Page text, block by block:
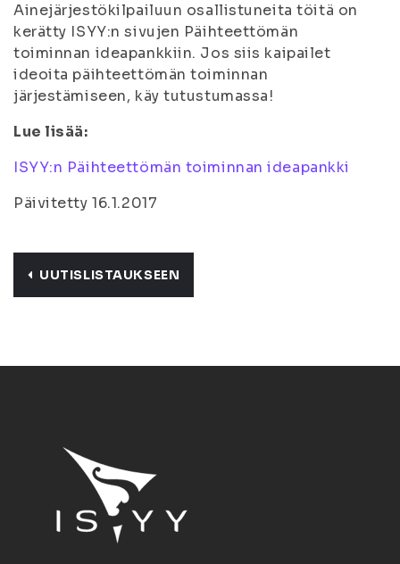
Ainejärjestökilpailuun osallistuneita töitä on
kerätty ISYY:n sivujen Päihteettömän
toiminnan ideapankkiin. Jos siis kaipailet
ideoita päihteettömän toiminnan
järjestämiseen, käy tutustumassa!
Lue lisää:
ISYY:n Päihteettömän toiminnan ideapankki
Päivitetty 16.1.2017
UUTISLISTAUKSEEN